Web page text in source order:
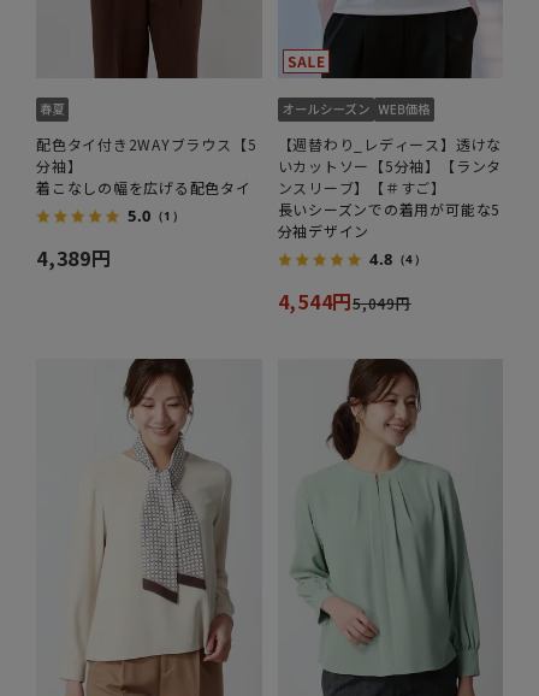
配色タイ付き2WAYブラウス【5
分袖】
着こなしの幅を広げる配色タイ
5.0 （1）
4,389円
【週替わり_レディース】透けな
いカットソー【5分袖】【ランタ
ンスリーブ】【＃すご】
長いシーズンでの着用が可能な5
分袖デザイン
4.8 （4）
4,544円5,049円